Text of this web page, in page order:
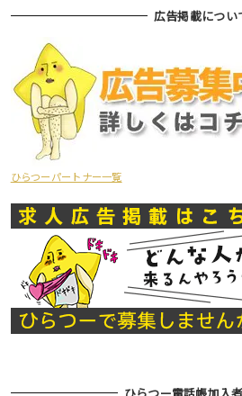
広告掲載につい
ひらつーパートナー一覧